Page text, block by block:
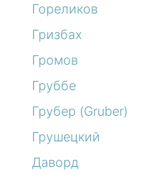
Гореликов
Гризбах
Громов
Груббе
Грубер (Gruber)
Грушецкий
Даворд